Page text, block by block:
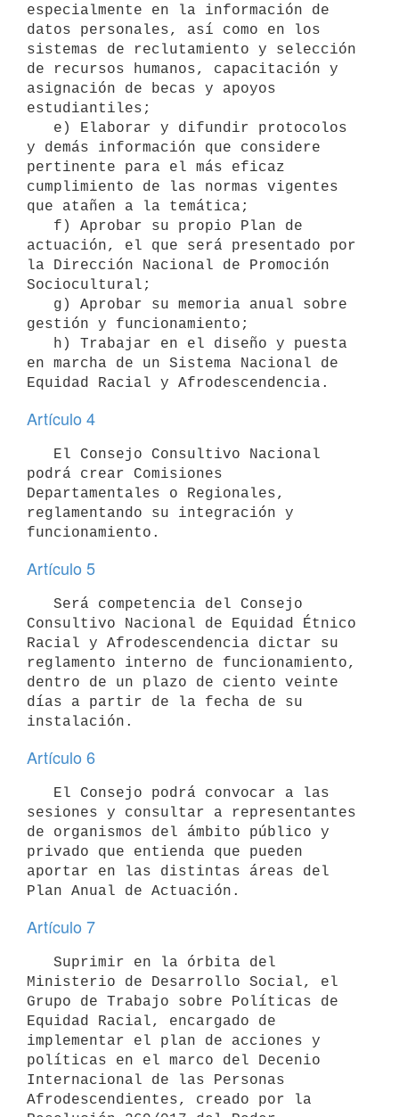
especialmente en la información de
datos personales, así como en los
sistemas de reclutamiento y selección
de recursos humanos, capacitación y
asignación de becas y apoyos
estudiantiles;
y demás información que considere
pertinente para el más eficaz
cumplimiento de las normas vigentes
que atañen a la temática;
actuación, el que será presentado por
la Dirección Nacional de Promoción
Sociocultural;
gestión y funcionamiento;
en marcha de un Sistema Nacional de
Artículo 4
podrá crear Comisiones
Departamentales o Regionales,
reglamentando su integración y
Artículo 5
Consultivo Nacional de Equidad Étnico
Racial y Afrodescendencia dictar su
reglamento interno de funcionamiento,
dentro de un plazo de ciento veinte
días a partir de la fecha de su
Artículo 6
sesiones y consultar a representantes
de organismos del ámbito público y
privado que entienda que pueden
aportar en las distintas áreas del
Artículo 7
Ministerio de Desarrollo Social, el
Grupo de Trabajo sobre Políticas de
Equidad Racial, encargado de
implementar el plan de acciones y
políticas en el marco del Decenio
Internacional de las Personas
Afrodescendientes, creado por la